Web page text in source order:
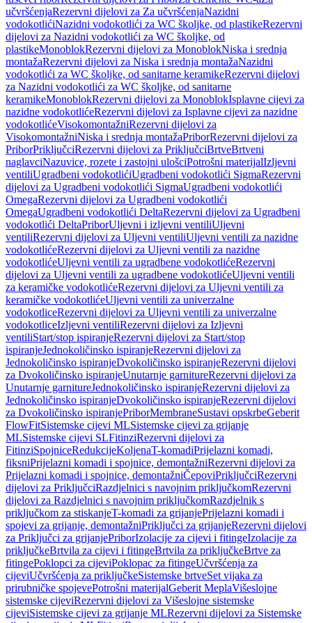
učvršćenjaRezervni dijelovi za Za učvršćenjaNazidni
vodokotlićiNazidni vodokotlići za WC školjke, od plastikeRezervni
dijelovi za Nazidni vodokotlići za WC školjke, od
plastikeMonoblokRezervni dijelovi za MonoblokNiska i srednja
montažaRezervni dijelovi za Niska i srednja montažaNazidni
vodokotlići za WC školjke, od sanitarne keramikeRezervni dijelovi
za Nazidni vodokotlići za WC školjke, od sanitarne
keramikeMonoblokRezervni dijelovi za MonoblokIsplavne cijevi za
nazidne vodokotlićeRezervni dijelovi za Isplavne cijevi za nazidne
vodokotlićeVisokomontažniRezervni dijelovi za
VisokomontažniNiska i srednja montažaPriborRezervni dijelovi za
PriborPriključciRezervni dijelovi za PriključciBrtveBrtveni
naglavciNazuvice, rozete i zastojni ulošciPotrošni materijalIzljevni
ventiliUgradbeni vodokotlićiUgradbeni vodokotlići SigmaRezervni
dijelovi za Ugradbeni vodokotlići SigmaUgradbeni vodokotlići
OmegaRezervni dijelovi za Ugradbeni vodokotlići
OmegaUgradbeni vodokotlići DeltaRezervni dijelovi za Ugradbeni
vodokotlići DeltaPriborUljevni i izljevni ventiliUljevni
ventiliRezervni dijelovi za Uljevni ventiliUljevni ventili za nazidne
vodokotlićeRezervni dijelovi za Uljevni ventili za nazidne
vodokotlićeUljevni ventili za ugradbene vodokotlićeRezervni
dijelovi za Uljevni ventili za ugradbene vodokotlićeUljevni ventili
za keramičke vodokotlićeRezervni dijelovi za Uljevni ventili za
keramičke vodokotlićeUljevni ventili za univerzalne
vodokotliceRezervni dijelovi za Uljevni ventili za univerzalne
vodokotliceIzljevni ventiliRezervni dijelovi za Izljevni
ventiliStart/stop ispiranjeRezervni dijelovi za Start/stop
ispiranjeJednokoličinsko ispiranjeRezervni dijelovi za
Jednokoličinsko ispiranjeDvokoličinsko ispiranjeRezervni dijelovi
za Dvokoličinsko ispiranjeUnutarnje garnitureRezervni dijelovi za
Unutarnje garnitureJednokoličinsko ispiranjeRezervni dijelovi za
Jednokoličinsko ispiranjeDvokoličinsko ispiranjeRezervni dijelovi
za Dvokoličinsko ispiranjePriborMembraneSustavi opskrbeGeberit
FlowFitSistemske cijevi MLSistemske cijevi za grijanje
MLSistemske cijevi SLFitinziRezervni dijelovi za
FitinziSpojniceRedukcijeKoljenaT-komadiPrijelazni komadi,
fiksniPrijelazni komadi i spojnice, demontažniRezervni dijelovi za
Prijelazni komadi i spojnice, demontažniČepoviPriključciRezervni
dijelovi za PriključciRazdjelnici s navojnim priključkomRezervni
dijelovi za Razdjelnici s navojnim priključkomRazdjelnik s
priključkom za stiskanjeT-komadi za grijanjePrijelazni komadi i
spojevi za grijanje, demontažniPriključci za grijanjeRezervni dijelovi
za Priključci za grijanjePriborIzolacije za cijevi i fitingeIzolacije za
priključkeBrtvila za cijevi i fitingeBrtvila za priključkeBrtve za
fitingePoklopci za cijeviPoklopac za fitingeUčvršćenja za
cijeviUčvršćenja za priključkeSistemske brtveSet vijaka za
prirubničke spojevePotrošni materijalGeberit MeplaVišeslojne
sistemske cijeviRezervni dijelovi za Višeslojne sistemske
cijeviSistemske cijevi za grijanje MLRezervni dijelovi za Sistemske